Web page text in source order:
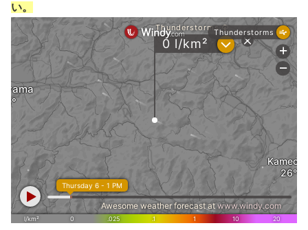
い。